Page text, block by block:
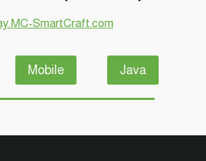
SmartCraft.com
Java
Mobile